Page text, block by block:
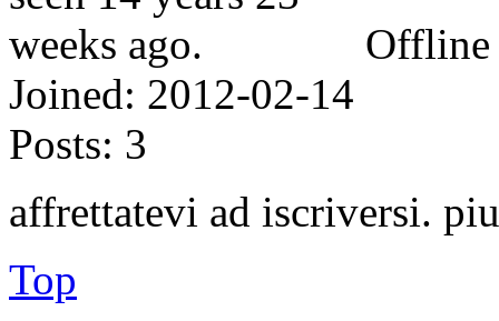
Offline
Joined: 2012-02-14
Posts: 3
affrettatevi ad iscriversi.
Top